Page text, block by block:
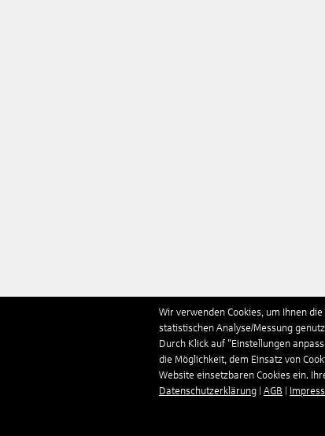
Wir verwenden Cookies, um Ihnen
statistischen Analyse/Messung
Durch Klick auf "Einstellungen
die Möglichkeit, dem Einsatz von
Website einsetzbaren Cookies ein.
Datenschutzerklärung
AGB